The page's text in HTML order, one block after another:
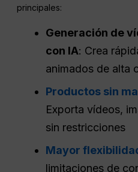
principales:
Generación de
con IA: Crea
animados de alta
Productos sin
Exporta vídeos,
sin restricciones
Mayor
limitaciones de